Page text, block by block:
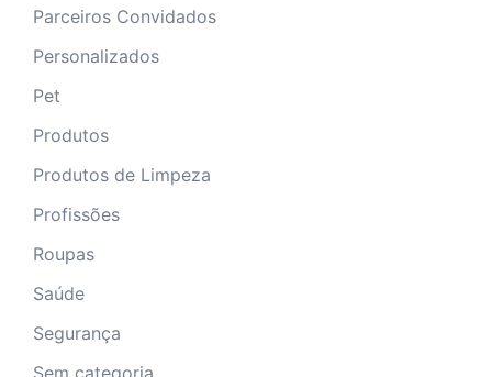
Parceiros Convidados
Personalizados
Pet
Produtos
Produtos de Limpeza
Profissões
Roupas
Saúde
Segurança
Sem categoria